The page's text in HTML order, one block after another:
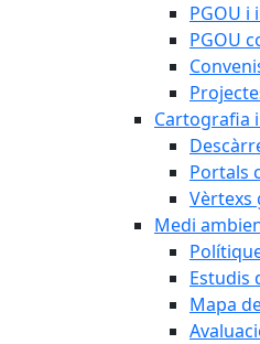
PGOU
PGOU
Cartografia
Portals
Vèrtexs
Medi
Estudis
Mapa